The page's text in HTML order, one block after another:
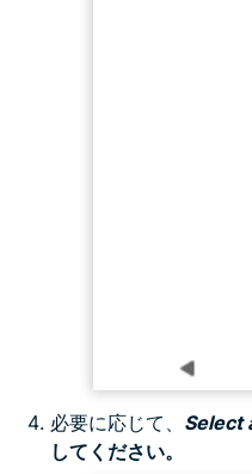
必要に応じて、 Select
してください。